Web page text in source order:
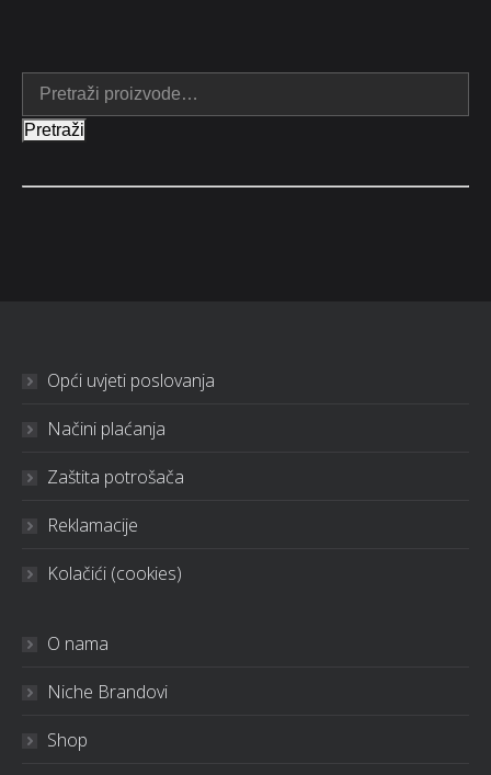
Pretraži
Opći uvjeti poslovanja
Načini plaćanja
Zaštita potrošača
Reklamacije
Kolačići (cookies)
O nama
Niche Brandovi
Shop